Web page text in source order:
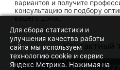
вариантов и получите
консультацию по подбору
вашего дома.
Контактный
8 (800)
Для сбора статистики и
улучшения качества работы
сайта мы используем
технологию cookie и сервис
Яндекс Метрика. Нажимая на